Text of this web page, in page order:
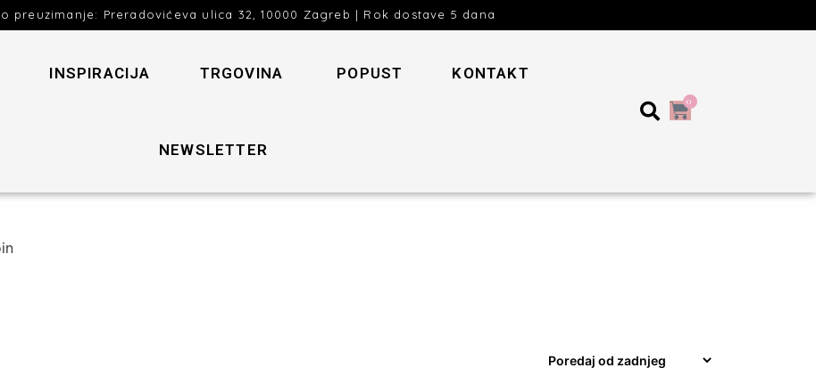
preuzimanje: Preradovićeva ulica 32, 10000 Zagreb | Rok dostave 5 dana
INSPIRACIJA TRGOVINA POPUST KONTAKT
NEWSLETTER
0